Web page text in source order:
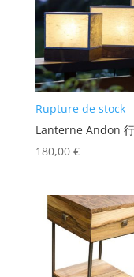
Rupture de stock
Lanterne Andon
180,00 €